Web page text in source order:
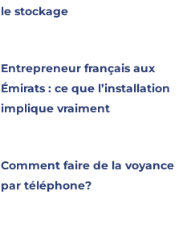
le stockage
Entrepreneur français aux
Émirats : ce que l’installation
implique vraiment
Comment faire de la voyance
par téléphone?